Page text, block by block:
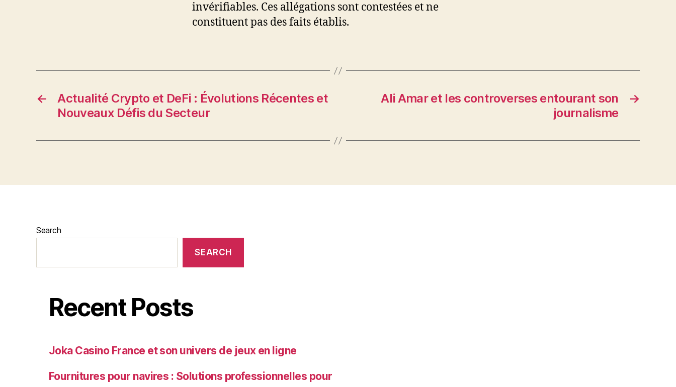
invérifiables. Ces allégations sont contestées et ne
constituent pas des faits établis.
←
Actualité Crypto et DeFi : Évolutions Récentes et
Nouveaux Défis du Secteur
→
Ali Amar et les controverses entourant son
journalisme
Search
SEARCH
Recent Posts
Joka Casino France et son univers de jeux en ligne
Fournitures pour navires : Solutions professionnelles pour